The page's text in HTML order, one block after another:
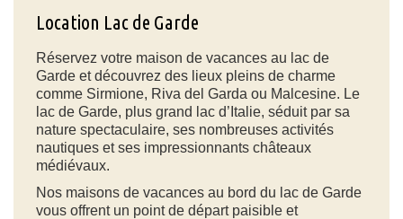
Location Lac de Garde
Réservez votre maison de vacances au lac de
Garde et découvrez des lieux pleins de charme
comme Sirmione, Riva del Garda ou Malcesine. Le
lac de Garde, plus grand lac d’Italie, séduit par sa
nature spectaculaire, ses nombreuses activités
nautiques et ses impressionnants châteaux
médiévaux.
Nos maisons de vacances au bord du lac de Garde
vous offrent un point de départ paisible et